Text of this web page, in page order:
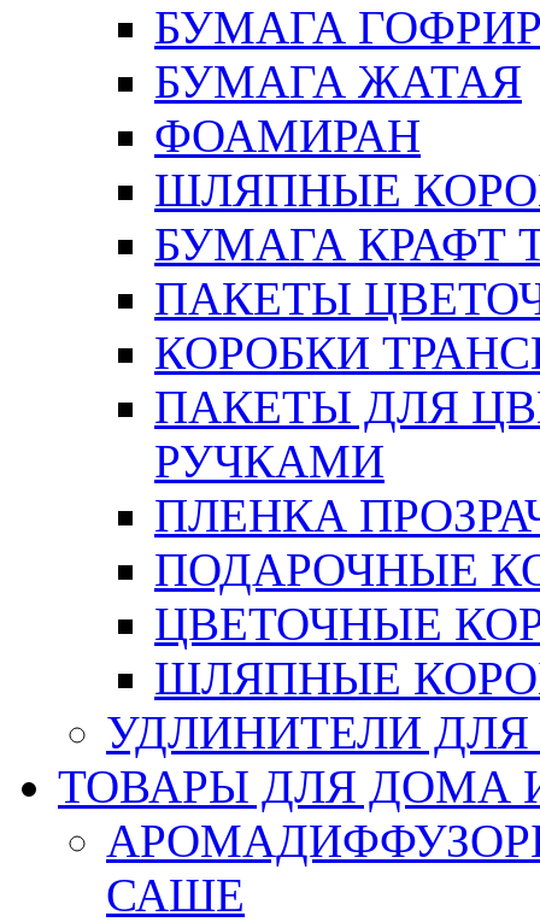
БУМАГА
БУМАГА ЖАТАЯ
ФОАМИРАН
ШЛЯПНЫЕ
БУМАГА КРАФТ
ПАКЕТЫ
КОРОБКИ
ПАКЕТЫ ДЛЯ
РУЧКАМИ
ПЛЕНКА
ПОДАРОЧНЫЕ
ЦВЕТОЧНЫЕ
ШЛЯПНЫЕ
УДЛИНИТЕЛИ
ТОВАРЫ ДЛЯ ДОМА
САШЕ